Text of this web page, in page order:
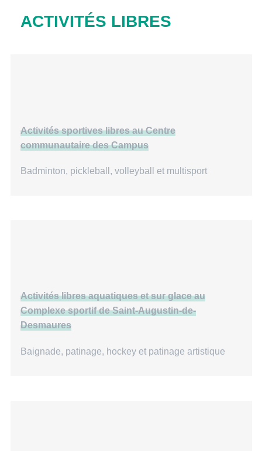
ACTIVITÉS LIBRES
Activités sportives libres au Centre
communautaire des Campus
Badminton, pickleball, volleyball et multisport
Activités libres aquatiques et sur glace au
Complexe sportif de Saint-Augustin-de-
Desmaures
Baignade, patinage, hockey et patinage artistique